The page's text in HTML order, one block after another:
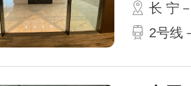
长 宁
2号线